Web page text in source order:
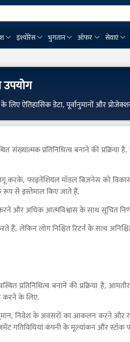
इंश्योरेंस भुगतान ऑफर सेवाएं
उपयोग
ऐतिहासिक डेटा, पूर्वानुमानों और
संख्यात्मक प्रतिनिधित्व बनाने की
करके, फाइनेंशियल मॉडल बिज़नेस को
रूप से इस्तेमाल किए जाते हैं.
अधिक आत्मविश्वास के साथ सूचित
हैं, लेकिन लोग निश्चित रिटर्न के साथ
प्रतिनिधित्व बनाने की प्रक्रिया है,
करने के लिए.
निवेश के अवसरों का आकलन करने और
गतिविधियां कंपनी के मूल्यांकन और स्टॉक